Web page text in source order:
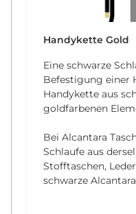
Handykette Gold
Eine schwarze
Befestigung einer
Handykette aus
goldfarbenen
Bei Alcantara
Schlaufe aus
Stofftaschen,
schwarze